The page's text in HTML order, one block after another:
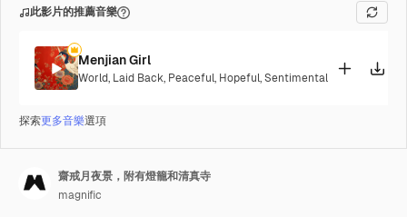
此影片的推薦音樂
Menjian Girl
World, Laid Back, Peaceful, Hopeful,Sentimental
探索更多音樂選項
齋戒月夜景，附有燈籠和清真寺
magnific